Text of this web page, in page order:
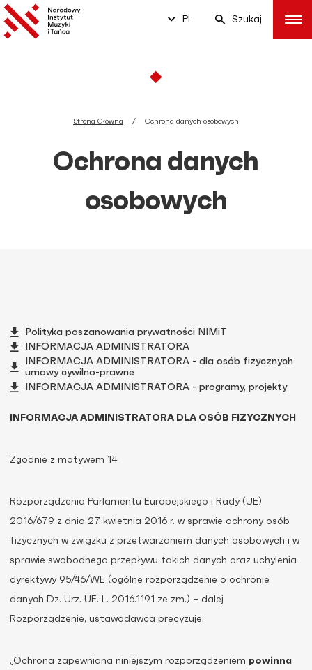
PL Szukaj
Strona Główna Ochrona danych osobowych
Ochrona danych
osobowych
Polityka poszanowania prywatności NIMiT
INFORMACJA ADMINISTRATORA
INFORMACJA ADMINISTRATORA - dla osób fizycznych
umowy cywilno-prawne
INFORMACJA ADMINISTRATORA - programy, projekty
INFORMACJA ADMINISTRATORA DLA OSÓB FIZYCZNYCH
Zgodnie z motywem 14
Rozporządzenia Parlamentu Europejskiego i Rady (UE)
2016/679 z dnia 27 kwietnia 2016 r. w sprawie ochrony osób
fizycznych w związku z przetwarzaniem danych osobowych i w
sprawie swobodnego przepływu takich danych oraz uchylenia
dyrektywy 95/46/WE (ogólne rozporządzenie o ochronie
danych Dz. Urz. UE. L. 2016.119.1 ze zm.) – dalej
Rozporządzenie, ustawodawca precyzuje:
„Ochrona zapewniana niniejszym rozporządzeniem powinna